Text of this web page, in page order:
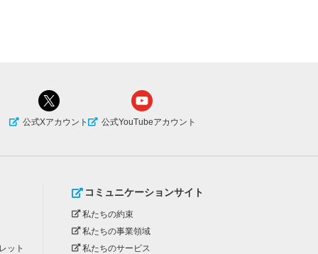
公式Xアカウント 公式YouTubeアカウント
ット
コミュニケーションサイト
私たちの約束
私たちの事業領域
私たちのサービス